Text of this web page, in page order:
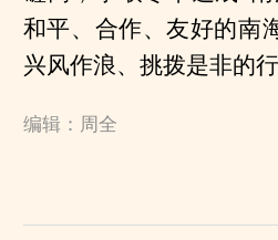
和平、合作、友好的南
兴风作浪、挑拨是非的
编辑：周全